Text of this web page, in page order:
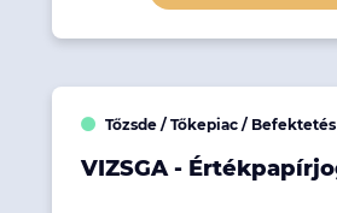
Tőzsde / Tőkepiac / Befektetés
VIZSGA -